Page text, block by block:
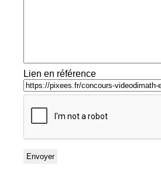
Lien en référence